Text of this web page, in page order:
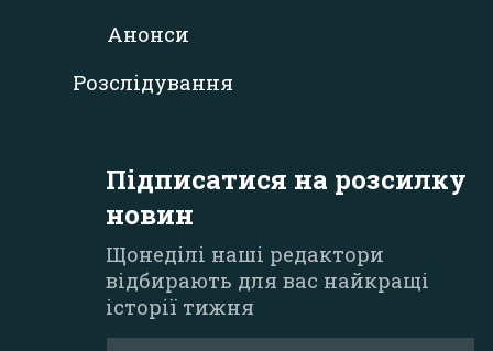
Анонси
Розслідування
Підписатися на розсилку
новин
Щонеділі наші редактори
відбирають для вас найкращі
історії тижня